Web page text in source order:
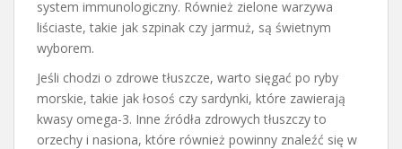
system immunologiczny. Również zielone warzywa
liściaste, takie jak szpinak czy jarmuż, są świetnym
wyborem.
Jeśli chodzi o zdrowe tłuszcze, warto sięgać po ryby
morskie, takie jak łosoś czy sardynki, które zawierają
kwasy omega-3. Inne źródła zdrowych tłuszczy to
orzechy i nasiona, które również powinny znaleźć się w